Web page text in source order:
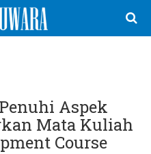
Aspek
Mata Kuliah
Course